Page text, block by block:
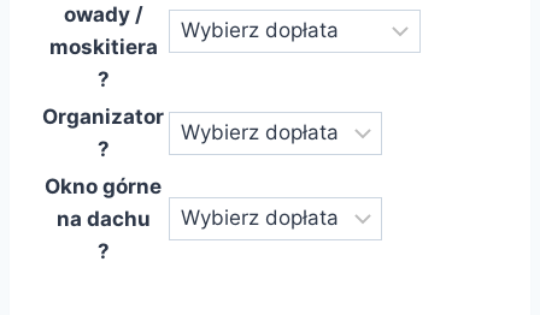
owady /
moskitiera
?
Organizator
?
Okno górne
na dachu
?